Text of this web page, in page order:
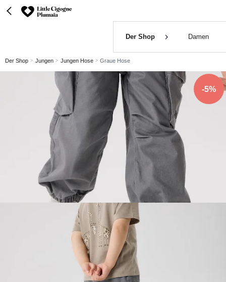
Der Shop Damen
Der Shop Jungen Jungen Hose Graue Hose
-5%